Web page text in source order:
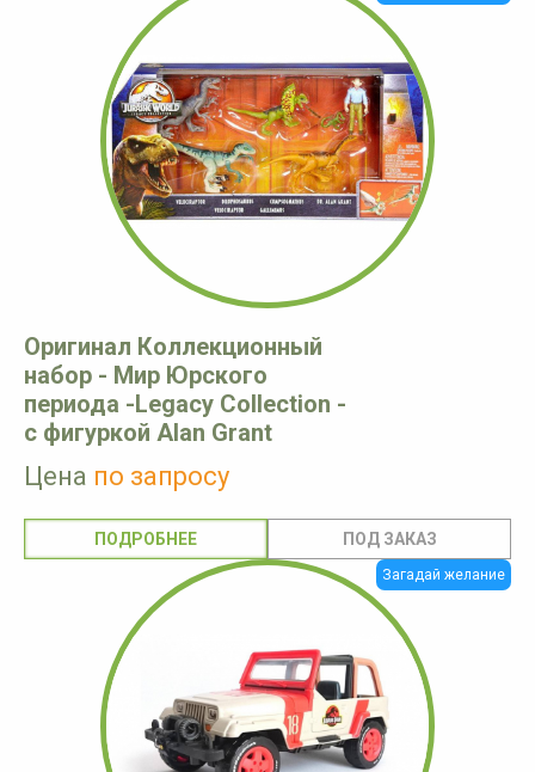
Оригинал Коллекционный
набор - Мир Юрского
периода -Legacy Collection -
c фигуркой Alan Grant
Цена по запросу
ПОДРОБНЕЕ
Загадай желание